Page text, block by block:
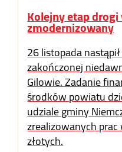
Kolejny etap
zmodernizowany
26 listopada
zakończonej
Gilowie. Zadanie
środków powiatu
udziale gminy
zrealizowanych
złotych.